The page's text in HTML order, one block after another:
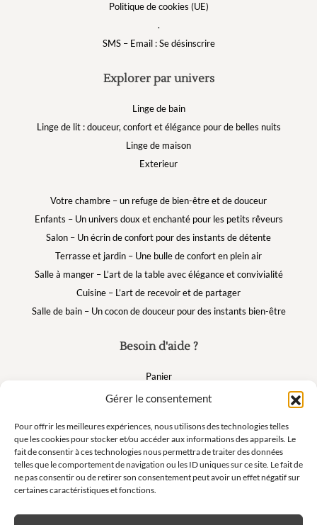
Gérer le consentement
Pour offrir les meilleures expériences, nous utilisons des technologies telles
que les cookies pour stocker et/ou accéder aux informations des appareils. Le
fait de consentir à ces technologies nous permettra de traiter des données
telles que le comportement de navigation ou les ID uniques sur ce site. Le fait de
ne pas consentir ou de retirer son consentement peut avoir un effet négatif sur
certaines caractéristiques et fonctions.
Besoin d'aide ?
Panier
FAQ
Suivez nous
Politique de cookies (UE)
.
SMS – Email : Se désinscrire
Explorer par univers
Linge de bain
Linge de lit : douceur, confort et élégance pour de belles nuits
Linge de maison
Exterieur
Votre chambre – un refuge de bien-être et de douceur
Enfants – Un univers doux et enchanté pour les petits rêveurs
Salon – Un écrin de confort pour des instants de détente
Terrasse et jardin – Une bulle de confort en plein air
Salle à manger – L’art de la table avec élégance et convivialité
Cuisine – L’art de recevoir et de partager
Salle de bain – Un cocon de douceur pour des instants bien-être